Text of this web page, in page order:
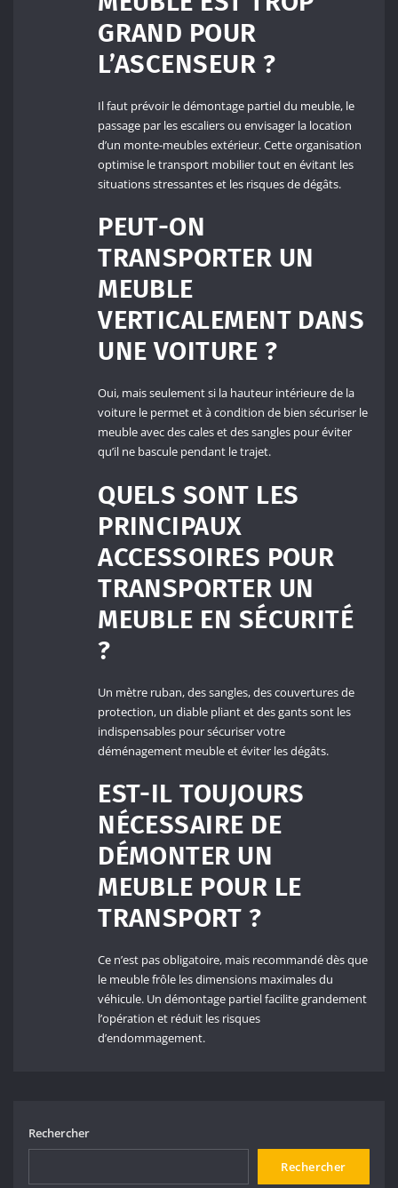
GRAND POUR
L’ASCENSEUR ?
Il faut prévoir le démontage partiel du meuble, le
passage par les escaliers ou envisager la location
d’un monte-meubles extérieur. Cette organisation
optimise le transport mobilier tout en évitant les
situations stressantes et les risques de dégâts.
PEUT-ON
TRANSPORTER UN
MEUBLE
VERTICALEMENT DANS
UNE VOITURE ?
Oui, mais seulement si la hauteur intérieure de la
voiture le permet et à condition de bien sécuriser le
meuble avec des cales et des sangles pour éviter
qu’il ne bascule pendant le trajet.
QUELS SONT LES
PRINCIPAUX
ACCESSOIRES POUR
TRANSPORTER UN
MEUBLE EN SÉCURITÉ
?
Un mètre ruban, des sangles, des couvertures de
protection, un diable pliant et des gants sont les
indispensables pour sécuriser votre
déménagement meuble et éviter les dégâts.
EST-IL TOUJOURS
NÉCESSAIRE DE
DÉMONTER UN
MEUBLE POUR LE
TRANSPORT ?
Ce n’est pas obligatoire, mais recommandé dès que
le meuble frôle les dimensions maximales du
véhicule. Un démontage partiel facilite grandement
l’opération et réduit les risques
d’endommagement.
Rechercher
Rechercher